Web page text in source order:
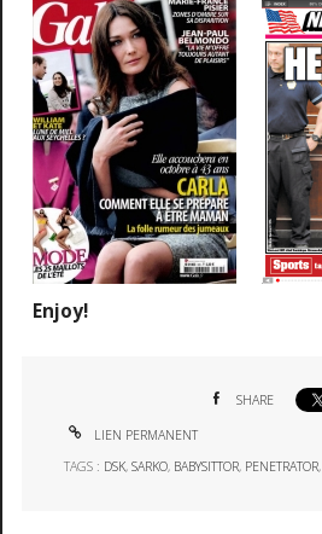
Enjoy!
SHARE
LIEN PERMANENT
TAGS : DSK,SARKO, BABYSITTOR, PENETRATOR,